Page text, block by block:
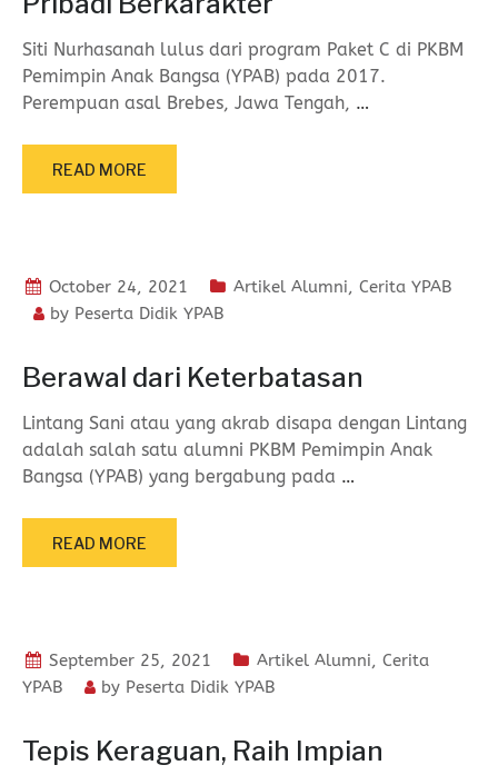
Siti Nurhasanah lulus dari program Paket C di PKBM
Pemimpin Anak Bangsa (YPAB) pada 2017.
Perempuan asal Brebes, Jawa Tengah, …
READ MORE
October 24, 2021 Artikel Alumni, Cerita YPAB
by Peserta Didik YPAB
Berawal dari Keterbatasan
Lintang Sani atau yang akrab disapa dengan Lintang
adalah salah satu alumni PKBM Pemimpin Anak
Bangsa (YPAB) yang bergabung pada …
READ MORE
September 25, 2021 Artikel Alumni, Cerita
YPAB
by Peserta Didik YPAB
Tepis‌ ‌Keraguan,‌ ‌Raih‌ ‌Impian‌